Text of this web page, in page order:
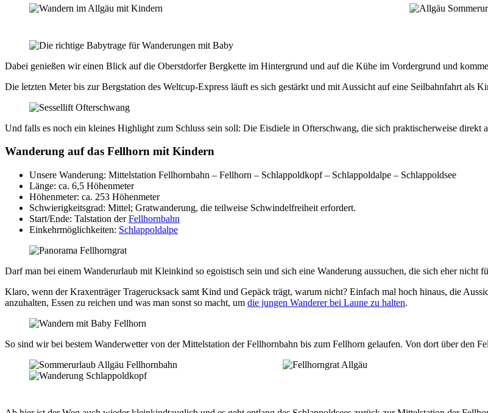
Dabei genießen wir einen Blick auf die Oberstdorfer Bergkette im Hintergrund und auf die Kühe im Vordergrund und
Die letzten Meter bis zur Bergstation des Weltcup-Express läuft es sich gestärkt und mit Aussicht auf eine Seilbahnfahrt als
Und falls es noch ein kleines Highlight zum Schluss sein soll: Die Eisdiele in Ofterschwang, die sich praktischerweise direkt
Wanderung auf das Fellhorn mit Kindern
Unsere Wanderung: Mittelstation Fellhornbahn – Fellhorn – Schlappoldkopf – Schlappoldalpe – Schlappoldsee
Länge: ca. 6,5 Höhenmeter
Höhenmeter: ca. 253 Höhenmeter
Schwierigkeitsgrad: Mittel; Gratwanderung, die teilweise Schwindelfreiheit erfordert.
Start/Ende: Talstation derFellhornbahn
Einkehrmöglichkeiten: Schlappoldalpe
Darf man bei einem Wanderurlaub mit Kleinkind so egoistisch sein und sich eine Wanderung aussuchen, die sich eher nicht
Klaro, wenn der Kraxenträger Tragerucksack samt Kind und Gepäck trägt, warum nicht? Einfach mal hoch hinaus, die
anzuhalten, Essen zu reichen und was man sonst so macht, um die jungen Wanderer bei Laune zu halten.
So sind wir bei bestem Wanderwetter von der Mittelstation der Fellhornbahn bis zum Fellhorn gelaufen. Von dort über den